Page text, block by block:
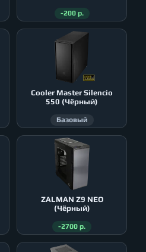
-200 р.
Cooler Master Silencio
550 (Чёрный)
Базовый
ZALMAN Z9 NEO
(Чёрный)
-2700 р.